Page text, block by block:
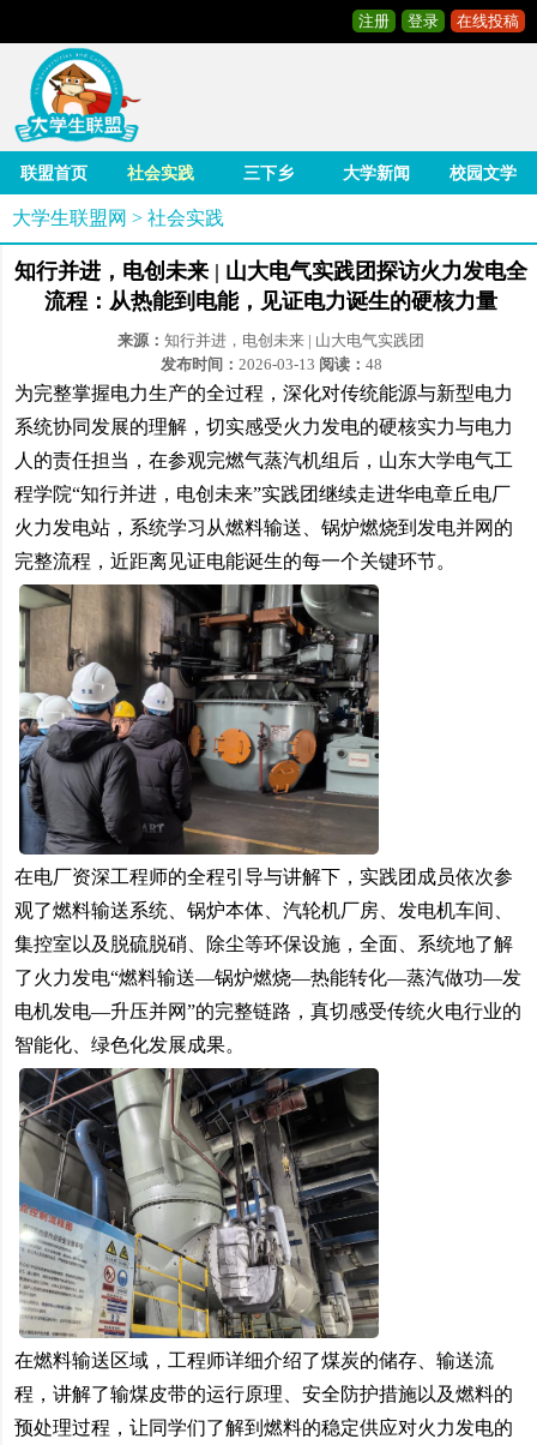
注册 登录 在线投稿
联盟首页 社会实践 三下乡 大学新闻 校园文学
大学生联盟网 > 社会实践
知行并进，电创未来 | 山大电气实践团探访火力发电全
流程：从热能到电能，见证电力诞生的硬核力量
来源： 知行并进，电创未来 | 山大电气实践团
发布时间： 2026-03-13 阅读： 48
为完整掌握电力生产的全过程，深化对传统能源与新型电力
系统协同发展的理解，切实感受火力发电的硬核实力与电力
人的责任担当，在参观完燃气蒸汽机组后，山东大学电气工
程学院“知行并进，电创未来”实践团继续走进华电章丘电厂
火力发电站，系统学习从燃料输送、锅炉燃烧到发电并网的
完整流程，近距离见证电能诞生的每一个关键环节。
在电厂资深工程师的全程引导与讲解下，实践团成员依次参
观了燃料输送系统、锅炉本体、汽轮机厂房、发电机车间、
集控室以及脱硫脱硝、除尘等环保设施，全面、系统地了解
了火力发电“燃料输送—锅炉燃烧—热能转化—蒸汽做功—发
电机发电—升压并网”的完整链路，真切感受传统火电行业的
智能化、绿色化发展成果。
在燃料输送区域，工程师详细介绍了煤炭的储存、输送流
程，讲解了输煤皮带的运行原理、安全防护措施以及燃料的
预处理过程，让同学们了解到燃料的稳定供应对火力发电的